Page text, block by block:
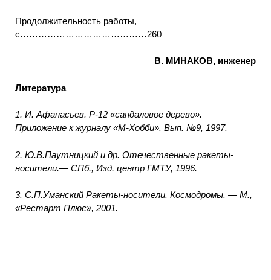
Продолжительность работы,
с……………………………………260
В. МИНАКОВ, инженер
Литература
1. И. Афанасьев. Р-12 «сандаловое дерево».—
Приложение к журналу «М-Хобби». Вып. №9, 1997.
2. Ю.В.Паутницкий и др. Отечественные ракеты-
носители.— СПб., Изд. центр ГМТУ, 1996.
3. С.П.Уманский Ракеты-носители. Космодромы. — М.,
«Рестарт Плюс», 2001.